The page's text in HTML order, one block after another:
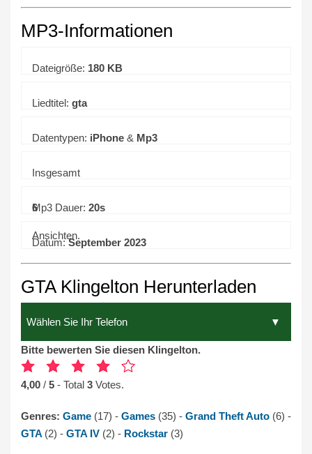
MP3-Informationen
Dateigröße: 180 KB
Liedtitel: gta
Datentypen: iPhone & Mp3
Insgesamt
6
Ansichten.
Mp3 Dauer: 20s
Datum:September 2023
GTA Klingelton Herunterladen
Bitte bewerten Sie diesen Klingelton.
4,00 / 5 - Total 3 Votes.
Genres: Game (17) - Games (35) - Grand Theft Auto (6) -
GTA (2) - GTA IV (2) - Rockstar (3)